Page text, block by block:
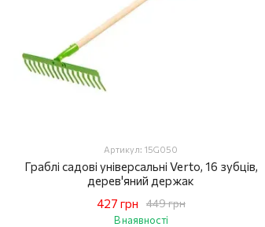
Артикул: 15G050
Граблі садові універсальні Verto, 16 зубців,
дерев'яний держак
449 грн
427 грн
В наявності